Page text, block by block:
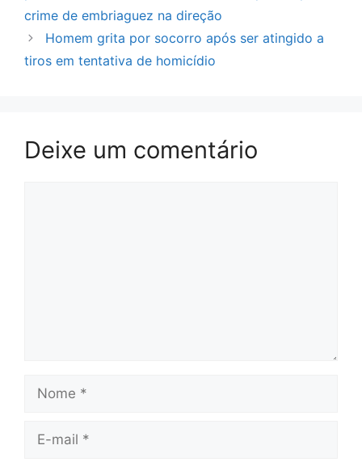
crime de embriaguez na direção
Homem grita por socorro após ser atingido a
tiros em tentativa de homicídio
Deixe um comentário
Nome